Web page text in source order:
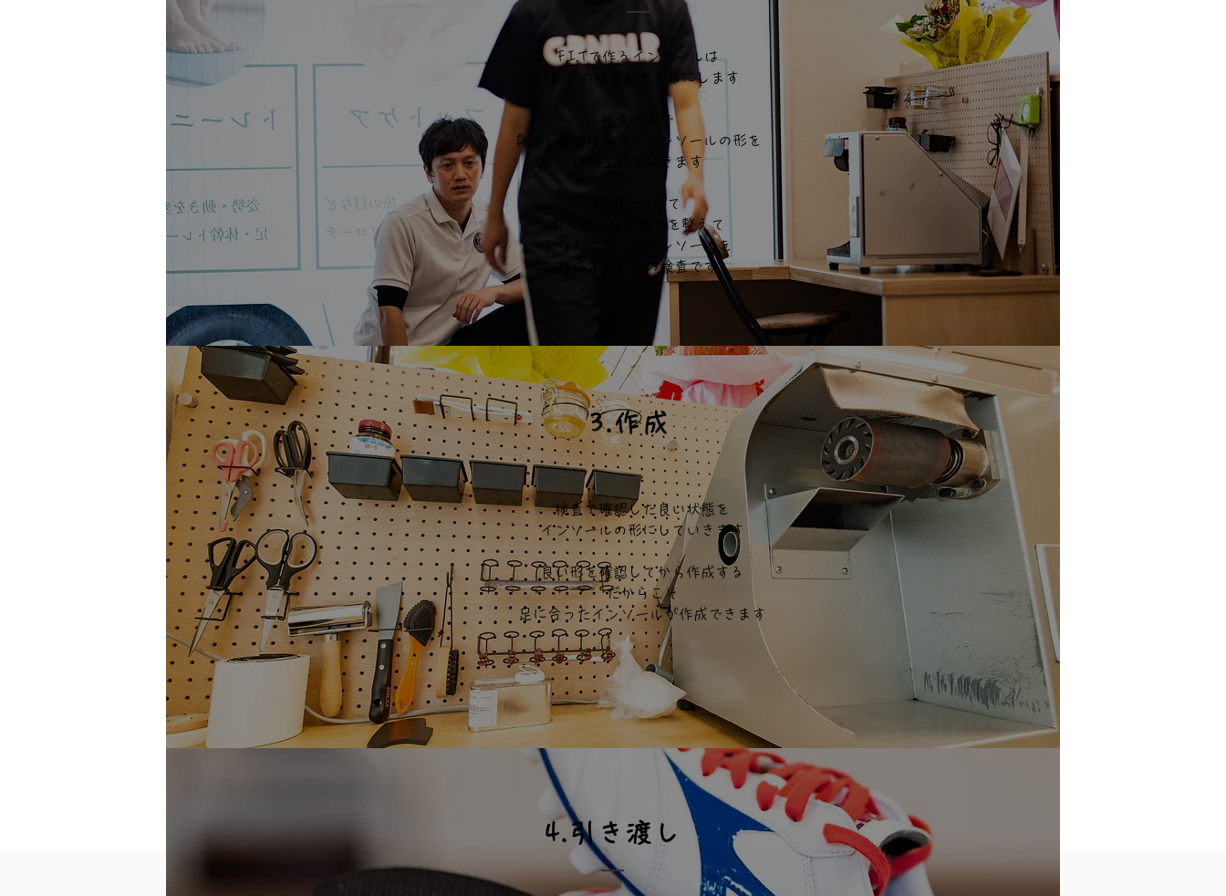
F.I.Tで作るインソールは
『動きの検査』を大事にします
​検査の中で
身体と動きに合ったインソールの形を
作り上げていきます
時間をかけて
カラダ・足の動きを整えて
​あなたに合ったインソールを
作成するための検査です
3.作成
検査で確認した良い状態を
インソールの形にしていきます
良い形を確認してから作成する
​だからこそ
足に合ったインソールが作成できます
4.引き渡し